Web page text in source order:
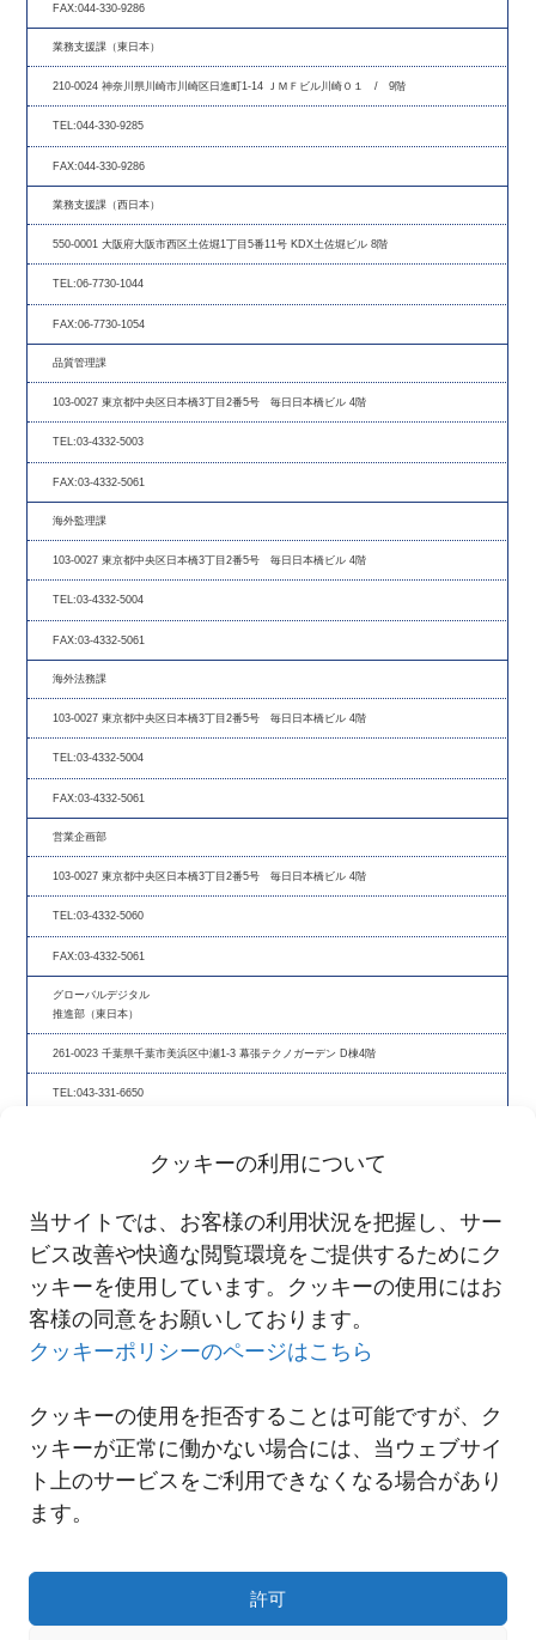
クッキーの利用について
当サイトでは、お客様の利用状況を把握し、サー
ビス改善や快適な閲覧環境をご提供するためにク
ッキーを使用しています。クッキーの使用にはお
客様の同意をお願いしております。
クッキーポリシーのページはこちら
クッキーの使用を拒否することは可能ですが、ク
ッキーが正常に働かない場合には、当ウェブサイ
ト上のサービスをご利用できなくなる場合があり
ます。
許可
FAX:044-330-9286
業務支援課（東日本）
210-0024 神奈川県川崎市川崎区日進町1-14 ＪＭＦビル川崎０１ / 9階
TEL:044-330-9285
FAX:044-330-9286
業務支援課（西日本）
550-0001 大阪府大阪市西区土佐堀1丁目5番11号 KDX土佐堀ビル 8階
TEL:06-7730-1044
FAX:06-7730-1054
品質管理課
103-0027 東京都中央区日本橋3丁目2番5号 毎日日本橋ビル 4階
TEL:03-4332-5003
FAX:03-4332-5061
海外監理課
103-0027 東京都中央区日本橋3丁目2番5号 毎日日本橋ビル 4階
TEL:03-4332-5004
FAX:03-4332-5061
海外法務課
103-0027 東京都中央区日本橋3丁目2番5号 毎日日本橋ビル 4階
TEL:03-4332-5004
FAX:03-4332-5061
営業企画部
103-0027 東京都中央区日本橋3丁目2番5号 毎日日本橋ビル 4階
TEL:03-4332-5060
FAX:03-4332-5061
グローバルデジタル
推進部（東日本）
261-0023 千葉県千葉市美浜区中瀬1-3 幕張テクノガーデン D棟4階
TEL:043-331-6650
550-0001 大阪府大阪市西区土佐堀1丁目5番11号 KDX土佐堀ビル 7階
FAX:06-7730-1056